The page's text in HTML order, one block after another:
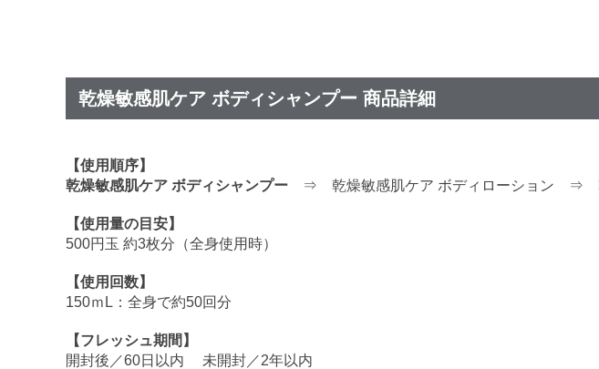
乾燥敏感肌ケア ボディシャンプー 商品詳細
【使用順序】
乾燥敏感肌ケア ボディシャンプー ⇒ 乾燥敏感肌ケア ボディローション ⇒ 乾
【使用量の目安】
500円玉 約3枚分（全身使用時）
【使用回数】
150ｍL：全身で約50回分
【フレッシュ期間】
開封後／60日以内 未開封／2年以内